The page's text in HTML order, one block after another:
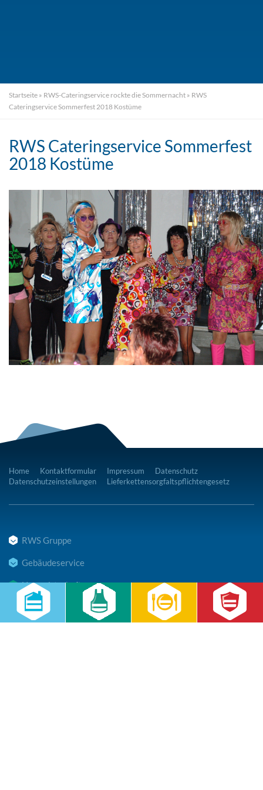
Startseite » RWS-Cateringservice rockte die Sommernacht » RWS
Cateringservice Sommerfest 2018 Kostüme
RWS Cateringservice Sommerfest
2018 Kostüme
Home Kontaktformular Impressum
Datenschutz
Datenschutzeinstellungen
Lieferkettensorgfaltspflichtengesetz
RWS Gruppe
Gebäudeservice
Hauswirtschaft
Cateringservice